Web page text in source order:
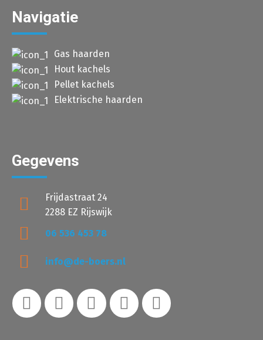
Navigatie
Gas haarden
Hout kachels
Pellet kachels
Elektrische haarden
Gegevens
Frijdastraat 24
2288 EZ Rijswijk
06 536 453 78
info@de-boers.nl